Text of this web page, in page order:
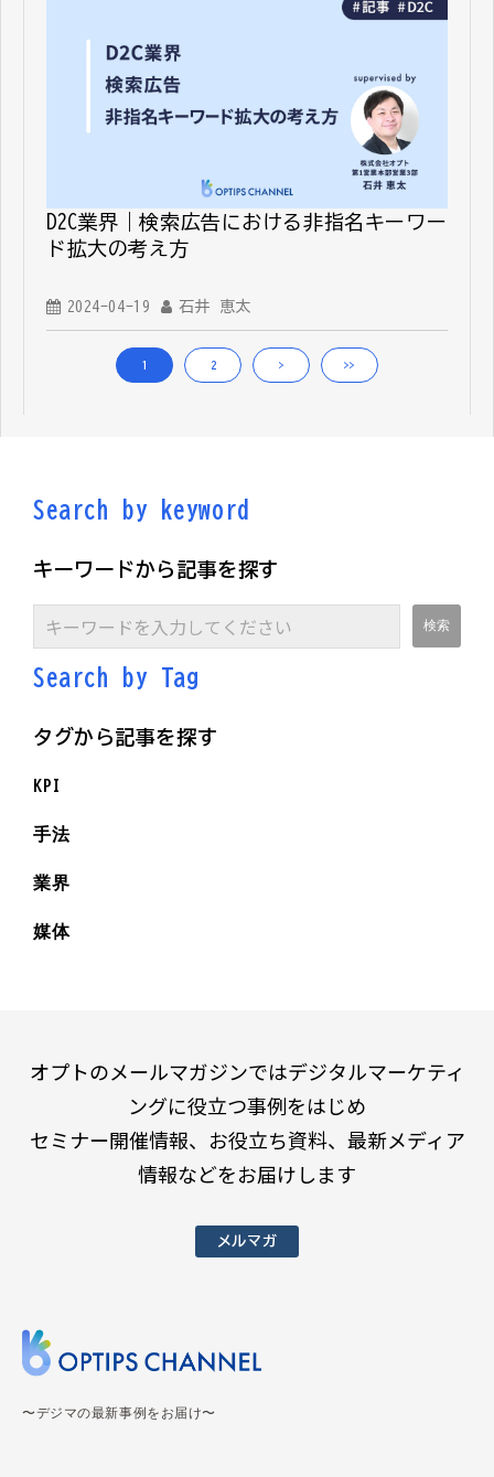
D2C業界｜検索広告における非指名キーワー
ド拡大の考え方
2024-04-19 石井 恵太
1 2 > >>
Search by keyword
キーワードから記事を探す
Search by Tag
タグから記事を探す
KPI
手法
業界
媒体
オプトのメールマガジンではデジタルマーケティ
ングに役立つ事例をはじめ
セミナー開催情報、お役立ち資料、最新メディア
情報などをお届けします
メルマガ
〜デジマの最新事例をお届け〜